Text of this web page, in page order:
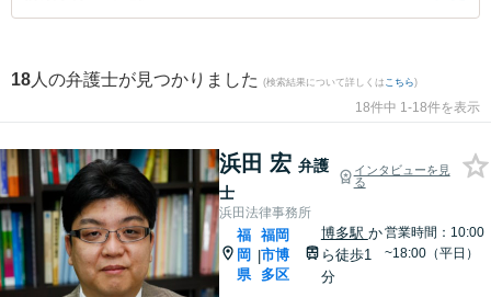
18 人の弁護士が見つかりました (検索結果について詳しくは こちら)
18件中 1-18件を表示
浜田 宏 弁護
士
インタビューを見
る
浜田法律事務所
福
岡
県
|
福岡
市博
多区
博多駅 か
ら徒歩1
分
営業時間：10:00
~18:00（平日）